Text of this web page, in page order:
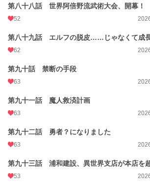
第八十八話 世界阿倍野流武術大会、開幕！
52
第八十九話 エルフの脱皮……じゃなくて成
62
第九十話 禁断の手段
63
第九十一話 魔人救済計画
63
第九十二話 勇者？になりました
63
第九十三話 浦和建設、異世界支店が本店を
53